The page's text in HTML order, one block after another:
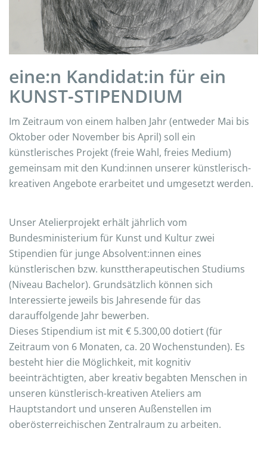
eine:n Kandidat:in für ein
KUNST-STIPENDIUM
Im Zeitraum von einem halben Jahr (entweder Mai bis
Oktober oder November bis April) soll ein
künstlerisches Projekt (freie Wahl, freies Medium)
gemeinsam mit den Kund:innen unserer künstlerisch-
kreativen Angebote erarbeitet und umgesetzt werden.
Unser Atelierprojekt erhält jährlich vom
Bundesministerium für Kunst und Kultur zwei
Stipendien für junge Absolvent:innen eines
künstlerischen bzw. kunsttherapeutischen Studiums
(Niveau Bachelor). Grundsätzlich können sich
Interessierte jeweils bis Jahresende für das
darauffolgende Jahr bewerben.
Dieses Stipendium ist mit € 5.300,00 dotiert (für
Zeitraum von 6 Monaten, ca. 20 Wochenstunden). Es
besteht hier die Möglichkeit, mit kognitiv
beeinträchtigten, aber kreativ begabten Menschen in
unseren künstlerisch-kreativen Ateliers am
Hauptstandort und unseren Außenstellen im
oberösterreichischen Zentralraum zu arbeiten.